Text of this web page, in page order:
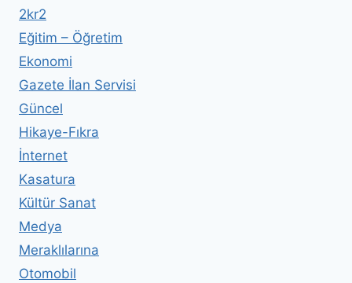
2kr2
Eğitim – Öğretim
Ekonomi
Gazete İlan Servisi
Güncel
Hikaye-Fıkra
İnternet
Kasatura
Kültür Sanat
Medya
Meraklılarına
Otomobil